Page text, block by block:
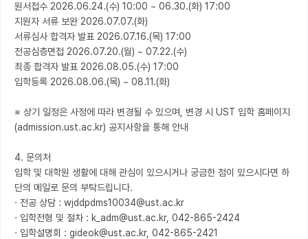
원서접수 2026.06.24.(수) 10:00 ~ 06.30.(화) 17:00
지원자 서류 보완 2026.07.07.(화)
서류심사 합격자 발표 2026.07.16.(목) 17:00
전공심층면접 2026.07.20.(월) ~ 07.22.(수)
최종 합격자 발표 2026.08.05.(수) 17:00
입학등록 2026.08.06.(목) ~ 08.11.(화)
※ 상기 일정은 사정에 따라 변경될 수 있으며, 변경 시 UST 입학 홈페이지
(admission.ust.ac.kr) 공지사항을 통해 안내
4. 문의처
입학 및 대학원 생활에 대해 관심이 있으시거나 궁금한 점이 있으시다면 하
단의 메일로 문의 부탁드립니다.
· 전공 상담 : wjddpdms10034@ust.ac.kr
· 입학전형 및 절차 : k_adm@ust.ac.kr, 042-865-2424